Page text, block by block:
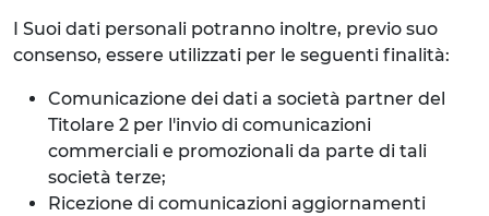
I Suoi dati personali potranno inoltre, previo suo
consenso, essere utilizzati per le seguenti finalità:
Comunicazione dei dati a società partner del
Titolare 2 per l'invio di comunicazioni
commerciali e promozionali da parte di tali
società terze;
Ricezione di comunicazioni aggiornamenti